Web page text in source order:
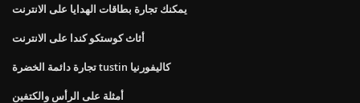
يمكنك تجارة بطاقات الهدايا على الانترنت
أثاث كوستكو كندا على الانترنت
تجارة دائمة الخضرة tustin كاليفورنيا
أمثلة على الرأس والكتفين